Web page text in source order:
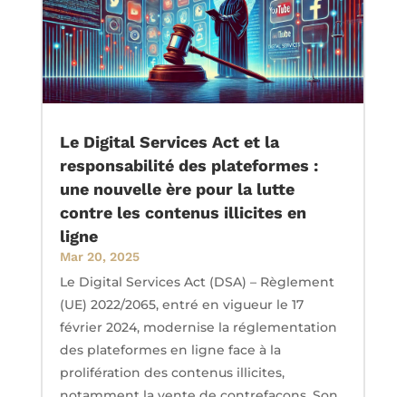
Le Digital Services Act et la
responsabilité des plateformes :
une nouvelle ère pour la lutte
contre les contenus illicites en
ligne
Mar 20, 2025
Le Digital Services Act (DSA) – Règlement
(UE) 2022/2065, entré en vigueur le 17
février 2024, modernise la réglementation
des plateformes en ligne face à la
prolifération des contenus illicites,